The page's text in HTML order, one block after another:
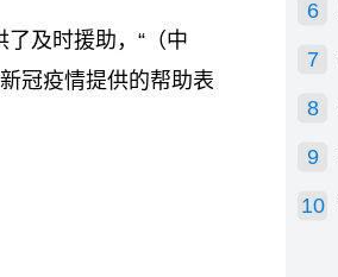
及时援助，“（中
冠疫情提供的帮助表